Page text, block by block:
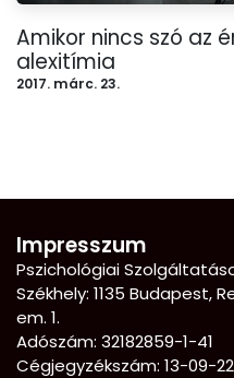
Amikor nincs szó az
alexitímia
2017. márc. 23.
Impresszum
Pszichológiai
Székhely: 1135 Budapest,
em. 1.
Adószám: 32182859-1-41
Cégjegyzékszám: 13-09-